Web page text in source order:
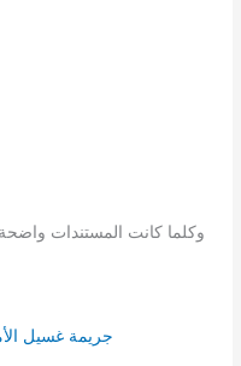
وكلما كانت المستندات
جريمة غسيل